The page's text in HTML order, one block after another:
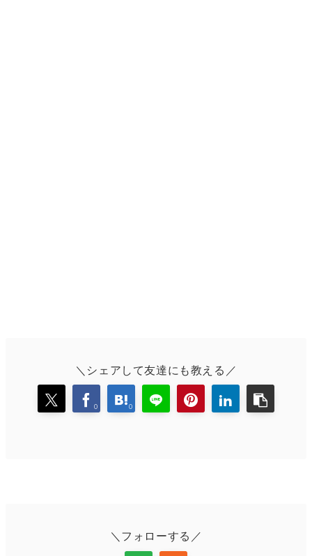
＼シェアして友達にも教える／
0 0
＼フォローする／